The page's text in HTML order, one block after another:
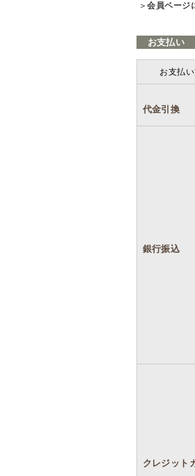
＞会員ページ
お支払い
お支払い
代金引換
銀行振込
クレジット